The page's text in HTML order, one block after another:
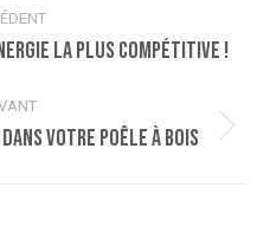
Article
:
la plus compétitive !
Articlevotre poêle à bois